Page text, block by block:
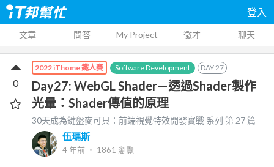
登入
文章 問答 My Project 徵才 聊天
2022 iThome 鐵人賽 Software Development DAY27
Day27: WebGL Shader—透過Shader製作
光暈：Shader傳值的原理
30天成為鍵盤麥可貝：前端視覺特效開發實戰 系列 第27 篇
伍瑪斯
4 年前 ‧ 1861 瀏覽
0